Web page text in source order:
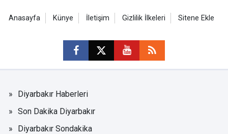
Anasayfa Künye İletişim Gizlilik İlkeleri Sitene Ekle
Diyarbakır Haberleri
Son Dakika Diyarbakır
Diyarbakır Sondakika